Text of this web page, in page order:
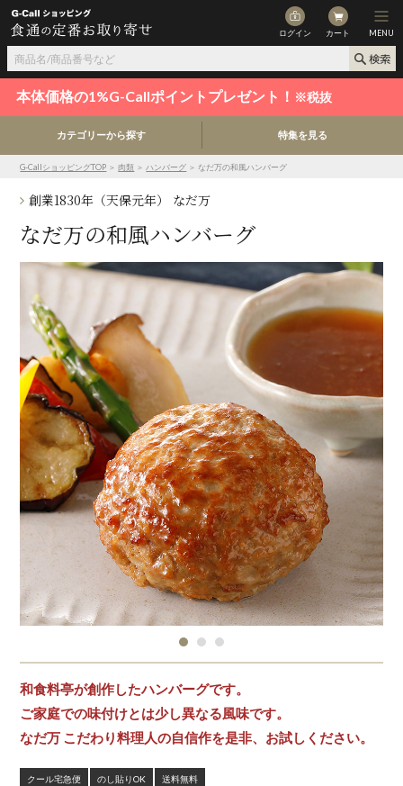
ログイン カート MENU
本体価格の1%G-Callポイントプレゼント！ ※税抜
カテゴリーから探す 特集を見る
G-CallショッピングTOP ＞肉類 ＞ ハンバーグ ＞ なだ万の和風ハンバーグ
創業1830年（天保元年） なだ万
なだ万の和風ハンバーグ
和食料亭が創作したハンバーグです。
ご家庭での味付けとは少し異なる風味です。
なだ万 こだわり料理人の自信作を是非、お試しください。
クール宅急便 のし貼りOK 送料無料